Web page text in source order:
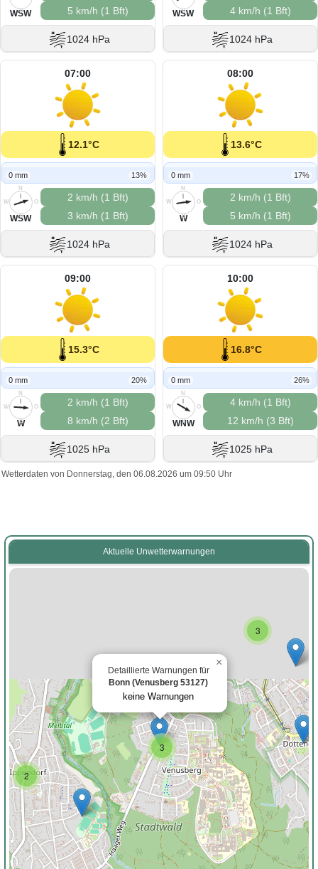
S
WSW
5 km/h (1 Bft)
1024 hPa
S
WSW
4 km/h (1 Bft)
1024 hPa
07:00
12.1°C
0 mm 13%
N
O
S
W
WSW
2 km/h (1 Bft)
3 km/h (1 Bft)
1024 hPa
08:00
13.6°C
0 mm 17%
N
O
S
W
W
2 km/h (1 Bft)
5 km/h (1 Bft)
1024 hPa
09:00
15.3°C
0 mm 20%
N
O
S
W
W
2 km/h (1 Bft)
8 km/h (2 Bft)
1025 hPa
10:00
16.8°C
0 mm 26%
N
O
S
W
WNW
4 km/h (1 Bft)
12 km/h (3 Bft)
1025 hPa
Wetterdaten von Donnerstag, den 06.08.2026 um 09:50 Uhr
Aktuelle Unwetterwarnungen
2
3
3
Detaillierte Warnungen für
Bonn (Venusberg 53127)
keine Warnungen
×